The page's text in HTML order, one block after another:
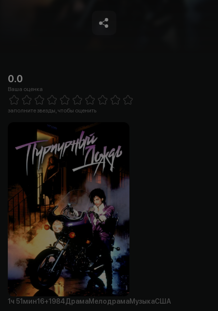
0.0
Ваша оценка
5 Stars
заполните звезды, чтобы оценить
1ч 51мин16+1984ДрамаМелодрамаМузыкаСША